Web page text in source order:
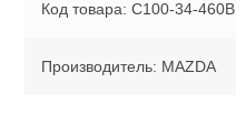
Код товара: C100-34-460B
Производитель: MAZDA